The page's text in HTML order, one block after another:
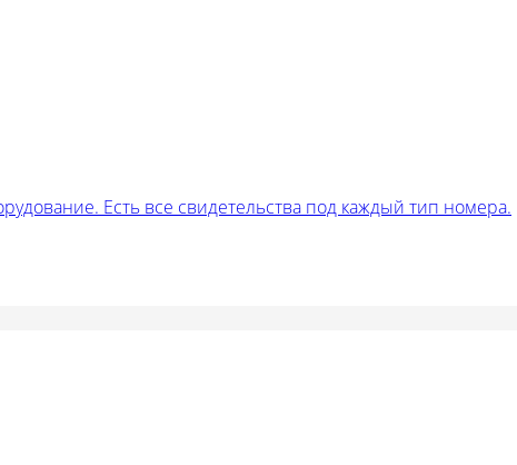
Есть все свидетельства под каждый тип номера.